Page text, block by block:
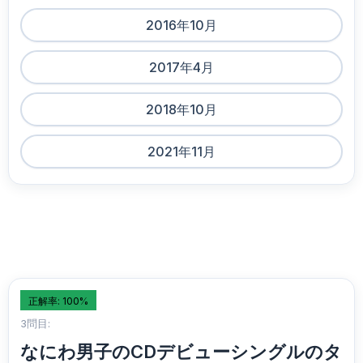
2016年10月
2017年4月
2018年10月
2021年11月
正解率: 100%
3問目:
なにわ男子のCDデビューシングルのタ